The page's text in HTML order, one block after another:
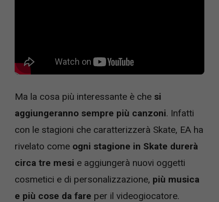
Ma la cosa più interessante è che si
aggiungeranno sempre più canzoni. Infatti
con le stagioni che caratterizzerà Skate, EA ha
rivelato come ogni stagione in Skate durerà
circa tre mesi e aggiungerà nuovi oggetti
cosmetici e di personalizzazione, più musica
e più cose da fare per il videogiocatore.